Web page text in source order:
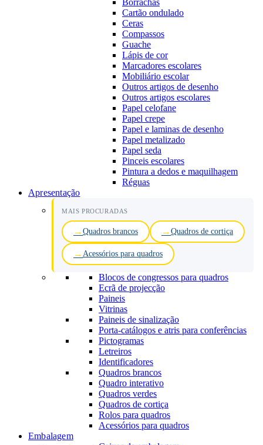
Borrachas
Cartão ondulado
Ceras
Compassos
Guache
Lápis de cor
Marcadores escolares
Mobiliário escolar
Outros artigos de desenho
Outros artigos escolares
Papel celofane
Papel crepe
Papel e laminas de desenho
Papel metalizado
Papel seda
Pinceis escolares
Pintura a dedos e maquilhagem
Réguas
Apresentação
MAIS PROCURADAS
Quadros brancos Quadros de cortiça
Acessórios para quadros
Blocos de congressos para quadros
Ecrã de projecção
Paineis
Vitrinas
Paineis de sinalização
Porta-catálogos e atris para conferências
Pictogramas
Letreiros
Identificadores
Quadros brancos
Quadro interativo
Quadros verdes
Quadros de cortiça
Rolos para quadros
Acessórios para quadros
Embalagem